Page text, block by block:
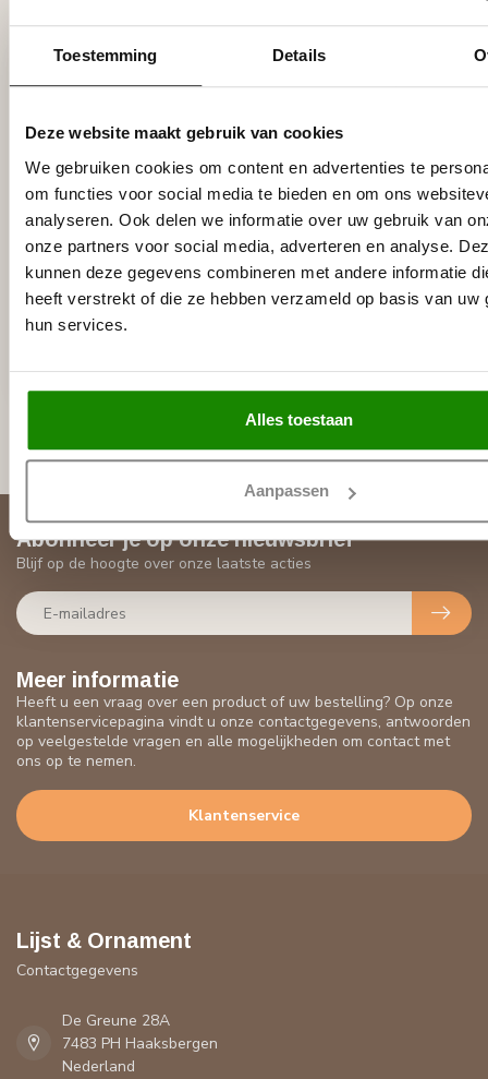
Toestemming Details
Deze website maakt gebruik van cookies
We gebruiken cookies om content en advertenties te
om functies voor social media te bieden en om ons
analyseren. Ook delen we informatie over uw gebruik van
onze partners voor social media, adverteren en analyse.
kunnen deze gegevens combineren met andere informatie
heeft verstrekt of die ze hebben verzameld op basis van uw
hun services.
Alles toestaan
Aanpassen
GRAND DECOR
Ornament D488 (9,5 x
polyurethaan
€6,72
Op voorraad (17)
Meer informatie
Heeft u een vraag over een product of uw bestelling? Op onze
klantenservicepagina vindt u onze contactgegevens, antwoorden
op veelgestelde vragen en alle mogelijkheden om contact met
ons op te nemen.
Klantenservice
Abonneer je op onze nieuwsbrief
Blijf op de hoogte over onze laatste acties
Lijst & Ornament
Contactgegevens
De Greune 28A
7483 PH Haaksbergen
Nederland